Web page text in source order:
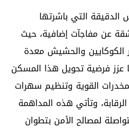
التي باشرتها
عن مفاجآت إضافية، حيث
والحشيش معدة
عزز فرضية تحويل هذا المسكن
القوية وتنظيم سهرات
وتأتي هذه المداهمة
لمصالح الأمن بتطوان